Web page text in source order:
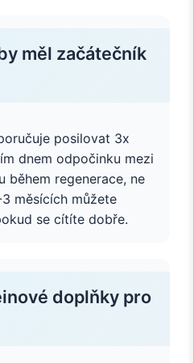
měl začátečník
posilovat 3x
dnem odpočinku mezi
během regenerace, ne
měsících můžete
se cítíte dobře.
doplňky pro